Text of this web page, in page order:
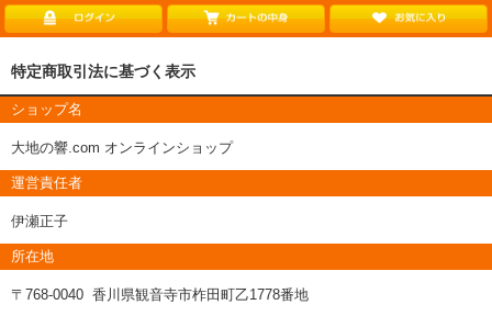
特定商取引法に基づく表示
ショップ名
大地の響.com オンラインショップ
運営責任者
伊瀬正子
所在地
〒768-0040 香川県観音寺市柞田町乙1778番地